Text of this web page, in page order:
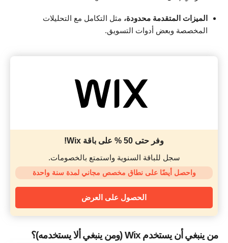
الميزات المتقدمة محدودة، مثل التكامل مع التحليلات
المخصصة وبعض أدوات التسويق.
وفر حتى 50 % على باقة Wix!
سجل للباقة السنوية واستمتع بالخصومات.
واحصل أيضًا على نطاق مخصص مجاني لمدة سنة واحدة
الحصول على العرض
من ينبغي أن يستخدم Wix (ومن ينبغي ألا يستخدمه)؟